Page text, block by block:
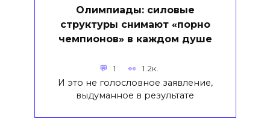
Олимпиады: силовые
структуры снимают «порно
чемпионов» в каждом душе
1 1.2к.
И это не голословное заявление,
выдуманное в результате